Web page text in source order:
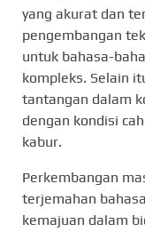
yang akurat dan
pengembangan
untuk bahasa-
kompleks. Selain
tantangan dalam
dengan kondisi
kabur.
Perkembangan
terjemahan
kemajuan dalam